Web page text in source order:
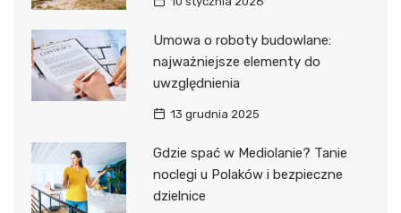
Umowa o roboty budowlane:
najważniejsze elementy do
uwzględnienia
13 grudnia 2025
Gdzie spać w Mediolanie? Tanie
noclegi u Polaków i bezpieczne
dzielnice